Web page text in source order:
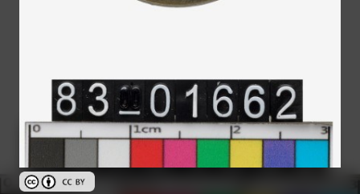
創用CC姓名標示 3.0 台灣及其後版本(CC BY 3.0 TW +)